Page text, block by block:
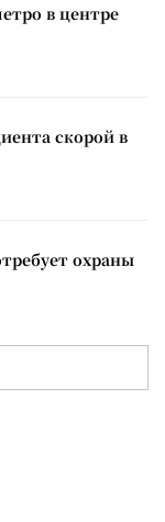
в центре
скорой в
охраны